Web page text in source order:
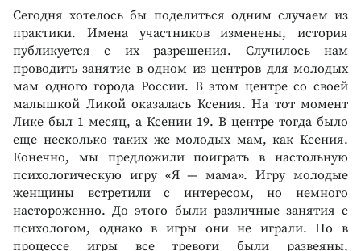
Сегодня хотелось бы поделиться одним случаем из
практики. Имена участников изменены, история
публикуется с их разрешения. Случилось нам
проводить занятие в одном из центров для молодых
мам одного города России. В этом центре со своей
малышкой Ликой оказалась Ксения. На тот момент
Лике был 1 месяц, а Ксении 19. В центре тогда было
еще несколько таких же молодых мам, как Ксения.
Конечно, мы предложили поиграть в настольную
психологическую игру «Я — мама». Игру молодые
женщины встретили с интересом, но немного
настороженно. До этого были различные занятия с
психологом, однако в игры они не играли. Но в
процессе игры все тревоги были развеяны,